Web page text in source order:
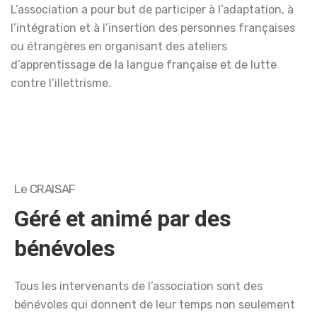
L’association a pour but de participer à l’adaptation, à
l’intégration et à l’insertion des personnes françaises
ou étrangères en organisant des ateliers
d’apprentissage de la langue française et de lutte
contre l’illettrisme.
Le CRAISAF
Géré et animé par des
bénévoles
Tous les intervenants de l’association sont des
bénévoles qui donnent de leur temps non seulement